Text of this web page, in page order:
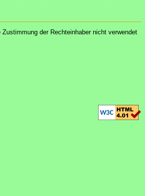
der Rechteinhaber nicht verwendet